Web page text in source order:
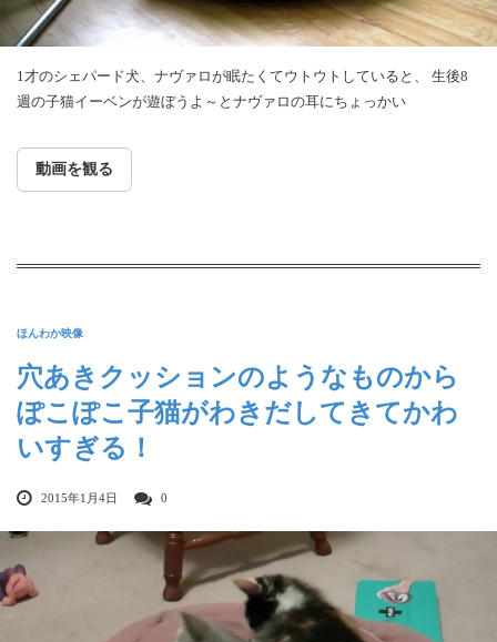
1才のシェパード犬、ナヴァロが眠たくてウトウトしていると、 生後8
週の子猫イーベンが遊ぼうよ～とナヴァロの耳にちょっかい
動画を観る
ほんわか映像
穴あきクッションのようなものから
ぽこぽこ子猫がわきだしてきてかわ
いすぎる！
2015年1月4日 0